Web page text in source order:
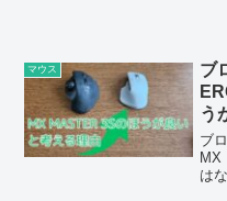
マウス
ブ
う
る
ブ
MX
は